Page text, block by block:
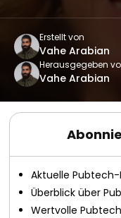
Erstellt von
Vahe Arabian
Herausgegeben
Vahe Arabian
Aktuelle Pubtech-
Überblick über
Wertvolle